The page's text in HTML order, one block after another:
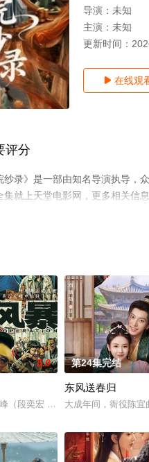
导演： 未知
主演： 未知
更新时间：
 在线观
评分
纱录》是一部由知名导演执导，
就上天堂电影网，更多相关信
5.0
（段奕宏 饰）结束卧底生涯，为
第24集完结
东风送春归
大成年间，衙役陈宜